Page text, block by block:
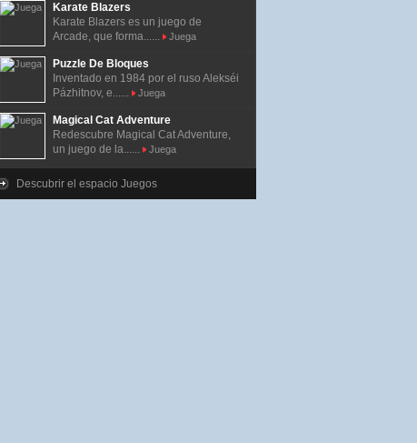
Karate Blazers
Karate Blazers es un juego de
Arcade, que forma......
Juega
Puzzle De Bloques
Inventado en 1984 por el ruso Alekséi
Pázhitnov, e......
Juega
Magical Cat Adventure
Redescubre Magical Cat Adventure,
un juego de la......
Juega
Descubrir el espacio Juegos